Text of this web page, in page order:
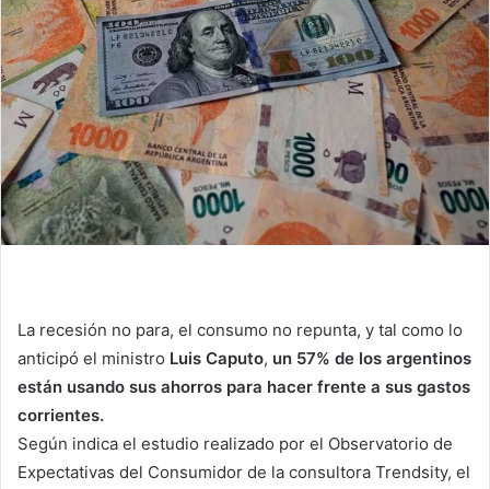
La recesión no para, el consumo no repunta, y tal como lo
anticipó el ministro Luis Caputo, un 57% de los argentinos
están usando sus ahorros para hacer frente a sus gastos
corrientes.
Según indica el estudio realizado por el Observatorio de
Expectativas del Consumidor de la consultora Trendsity, el